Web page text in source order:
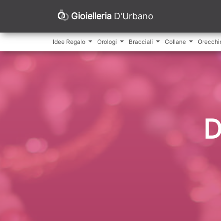
Gioielleria D'Urbano
Idee Regalo Orologi Bracciali Collane